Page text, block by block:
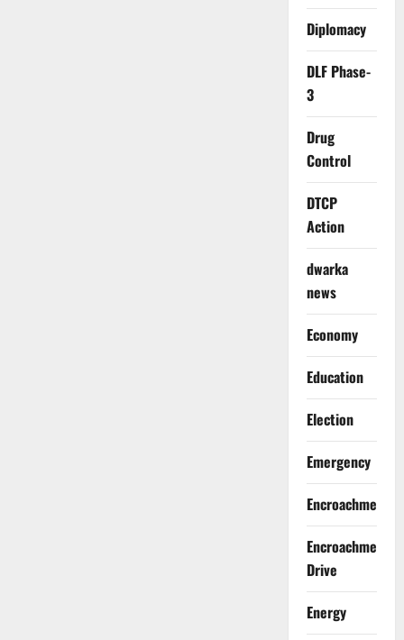
Diplomacy
DLF Phase-
3
Drug
Control
DTCP
Action
dwarka
news
Economy
Education
Election
Emergency
Encroachment
Encroachment
Drive
Energy